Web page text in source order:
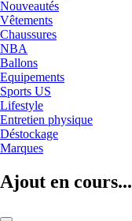
Nouveautés
Vêtements
Chaussures
NBA
Ballons
Equipements
Sports US
Lifestyle
Entretien physique
Déstockage
Marques
Ajout en cours...